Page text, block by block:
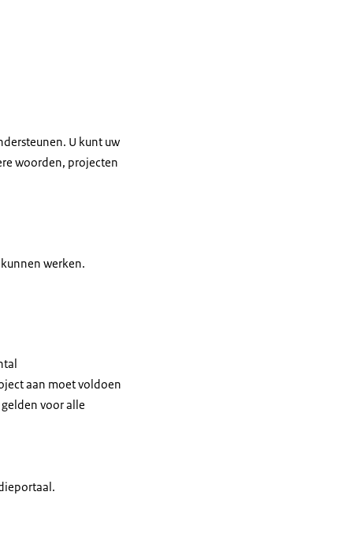
U kunt uw
woorden, projecten
werken.
aan moet voldoen
voor alle